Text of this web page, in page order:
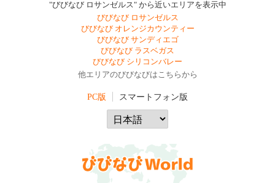
"びびなび ロサンゼルス" から近いエリアを表示中
びびなび ロサンゼルス
びびなび オレンジカウンティー
びびなび サンディエゴ
びびなび ラスベガス
びびなび シリコンバレー
他エリアのびびなびはこちらから
PC版 スマートフォン版